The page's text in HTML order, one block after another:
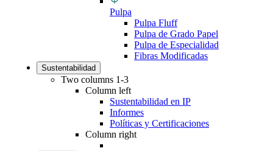
Pulpa
Pulpa Fluff
Pulpa de Grado Papel
Pulpa de Especialidad
Fibras Modificadas
Sustentabilidad
Two columns 1-3
Column left
Sustentabilidad en IP
Informes
Políticas y Certificaciones
Column right